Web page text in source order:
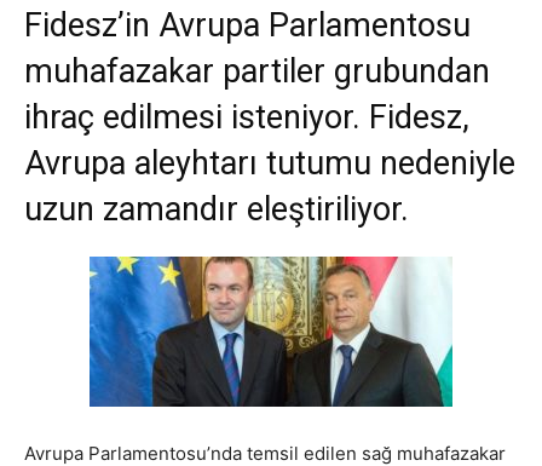
Fidesz’in Avrupa Parlamentosu
muhafazakar partiler grubundan
ihraç edilmesi isteniyor. Fidesz,
Avrupa aleyhtarı tutumu nedeniyle
uzun zamandır eleştiriliyor.
Avrupa Parlamentosu’nda temsil edilen sağ muhafazakar